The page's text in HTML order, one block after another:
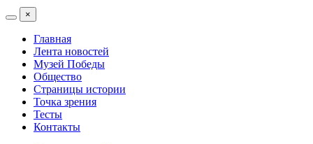
×
Главная
Лента новостей
Музей Победы
Общество
Страницы истории
Точка зрения
Тесты
Контакты